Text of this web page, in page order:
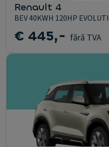
Renault 4
BEV 40KWH 120HP
€ 445,- fără TVA